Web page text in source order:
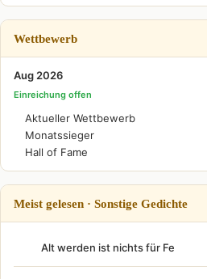
Wettbewerb
Aug 2026
Einreichung offen
Aktueller Wettbewerb
Monatssieger
Hall of Fame
Meist gelesen · Sonstige Gedichte
Alt werden ist nichts für Fe